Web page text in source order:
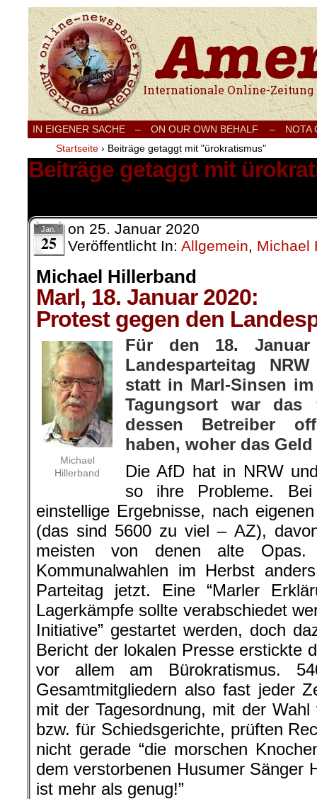
Internationale Onlinezeitung für Frieden,
IN EIGENER SACHE – ON OUR OWN BEHALF –
NOTA
Startseite › Beiträge getaggt mit "ürokratismus"
Beiträge getaggt mit
Jan.
25
on 25. Januar 2020
Veröffentlicht In: Allgemein, Michael
Michael Hillerband
Marl, 18. Januar 2020:
Protest gegen den
Michael
Hillerband
Für den 18.
Landesparteitag
statt in Marl-Sinsen
Tagungsort war das
dessen Betreiber
haben, woher das
Die AfD hat in NRW
so ihre Probleme.
einstellige Ergebnisse, nach
(das sind 5600 zu viel – AZ),
meisten von denen alte
Kommunalwahlen im Herbst
Parteitag jetzt. Eine “Marler
Lagerkämpfe sollte verabschiedet
Initiative” gestartet werden, doch
Bericht der lokalen Presse erstickte
vor allem am Bürokratismus.
Gesamtmitgliedern also fast jeder
mit der Tagesordnung, mit der
bzw. für Schiedsgerichte, prüften
nicht gerade “die morschen
dem verstorbenen Husumer Sänger
ist mehr als genug!”